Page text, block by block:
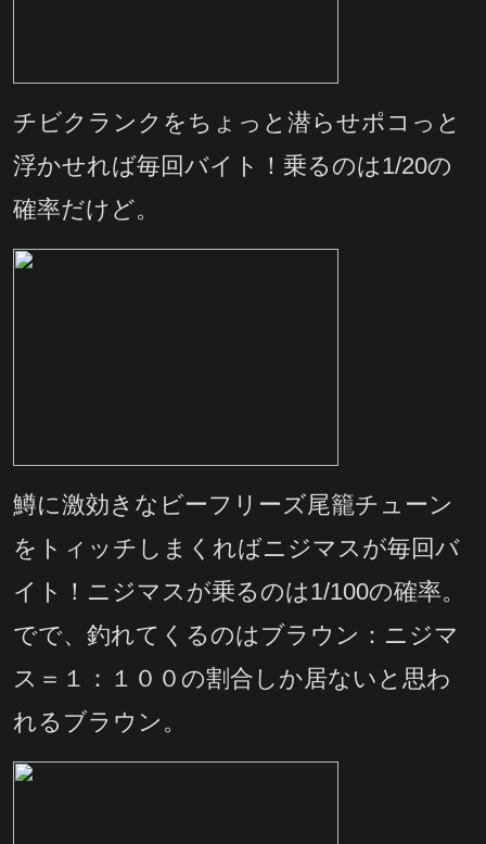
チビクランクをちょっと潜らせポコっと
浮かせれば毎回バイト！乗るのは1/20の
確率だけど。
鱒に激効きなビーフリーズ尾籠チューン
をトィッチしまくればニジマスが毎回バ
イト！ニジマスが乗るのは1/100の確率。
でで、釣れてくるのはブラウン：ニジマ
ス＝１：１００の割合しか居ないと思わ
れるブラウン。